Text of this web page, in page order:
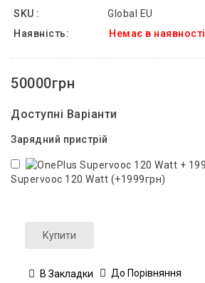
SKU :
Global EU
Наявність:
Немає в наявності
50000грн
Доступні Варіанти
Зарядний пристрій
Supervooc 120 Watt (+1999грн)
Купити
В Закладки До Порівняння